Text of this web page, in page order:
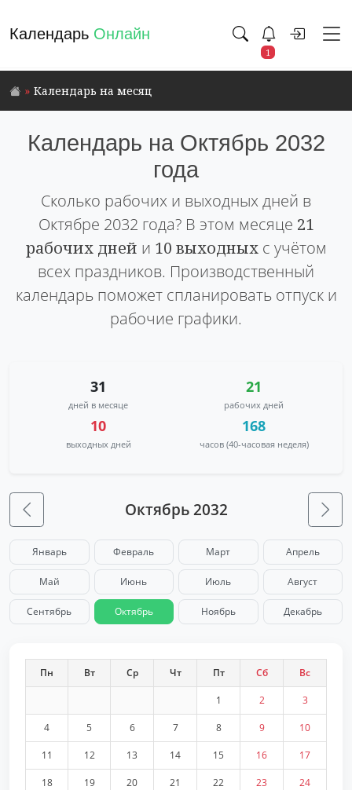
Календарь Онлайн
1
Календарь на месяц
Календарь на Октябрь 2032
года
Сколько рабочих и выходных дней в
Октябре 2032 года? В этом месяце 21
рабочих дней и 10 выходныхс учётом
всех праздников. Производственный
календарь поможет спланировать отпуск и
рабочие графики.
31
дней в месяце
21
рабочих дней
10
выходных дней
168
часов (40-часовая неделя)
Октябрь 2032
Январь Февраль Март Апрель
Май Июнь Июль Август
Сентябрь Октябрь Ноябрь Декабрь
Пн Вт Ср Чт Пт Сб Вс
1 2 3
4 5 6 7 8 9 10
11 12 13 14 15 16 17
18 19 20 21 22 23 24